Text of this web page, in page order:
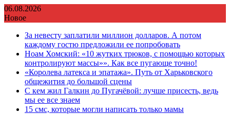
Перейти
к
06.08.2026
Новое
За невесту заплатили миллион долларов. А потом
каждому гостю предложили ее попробовать
Ноам Хомский: «10 жутких трюков, с помощью которых
контролируют массы»». Как все пугающе точно!
«Королева латекса и эпатажа». Путь от Харьковского
общежития до большой сцены
С кем жил Галкин до Пугачёвой: лучше присесть, ведь
мы ее все знаем
15 смс, которые могли написать только мамы